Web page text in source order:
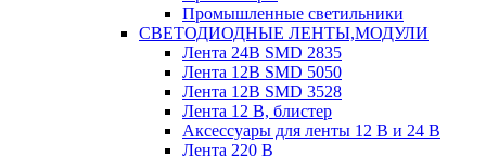
Промышленные светильники
СВЕТОДИОДНЫЕ ЛЕНТЫ,МОДУЛИ
Лента 24В SMD 2835
Лента 12В SMD 5050
Лента 12В SMD 3528
Лента 12 В, блистер
Аксессуары для ленты 12 В и 24 В
Лента 220 В